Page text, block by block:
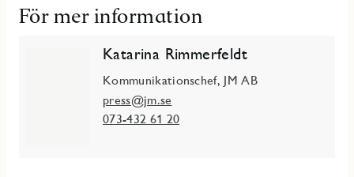
För mer information
Katarina Rimmerfeldt
Kommunikationschef, JM AB
press@jm.se
073-432 61 20